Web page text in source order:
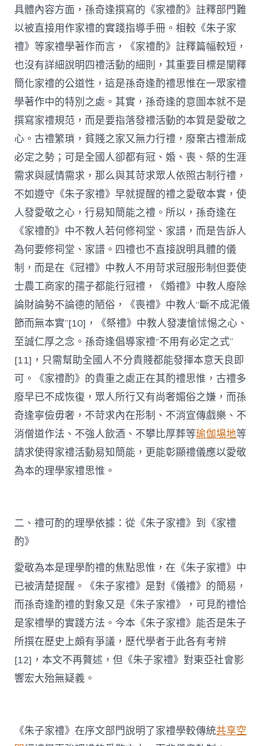
具體內容方面，孫奇逢撰寫的《家禮酌》註釋部門難
以被直接用作家禮的實踐指導手冊。相較《朱子家
禮》等家禮學著作而言，《家禮酌》註釋篇幅較短，
也沒有詳細說明四禮活動的細則，其重要目標是闡釋
簡化家禮的公道性，這是孫奇逢酌禮思惟在一眾家禮
學著作中的特別之處。其實，孫奇逢的意圖本就不是
撰寫家禮規范，而是要指落發禮活動的本質是愛敬之
心。古禮繁瑣，貧賤之家又無力行禮，廢棄古禮漸成
必定之勢；可是全國人卻都有冠、婚、喪、祭的生涯
需求與感情需求，那么與其苛求眾人依照古制行禮，
不如遵守《朱子家禮》早就提醒的禮之愛敬本實，使
人發愛敬之心，行易知簡能之禮。所以，孫奇逢在
《家禮酌》中不教人若何修祠堂、家譜，而是告訴人
為何要修祠堂、家譜。四禮也不直接說明具體的儀
制，而是在《冠禮》中教人不用苛求冠服形制但要使
士農工商家的孺子都能行冠禮，《婚禮》中教人廢除
論財論勢不論德的陋俗，《喪禮》中教人“斷不成泥儀
節而無本實”[10]，《祭禮》中教人發凄愴怵惕之心、
至誠仁厚之念。孫奇逢倡導家禮“不用有必定之式”
[11]，只需幫助全國人不分貴賤都能發揮本意天良即
可。《家禮酌》的貴重之處正在其酌禮思惟，古禮多
廢早已不成恢復，眾人所行又有尚奢媚俗之嫌，而孫
奇逢寧儉毋奢，不苛求內在形制、不消宣傳戲樂、不
消僧道作法、不強人飲酒、不攀比厚葬等瑜伽場地等
請求使得家禮活動易知簡能，更能彰顯禮儀應以愛敬
為本的理學家禮思惟。
二、禮可酌的理學依據：從《朱子家禮》到《家禮
酌》
愛敬為本是理學酌禮的焦點思惟，在《朱子家禮》中
已被清楚提醒。《朱子家禮》是對《儀禮》的簡易，
而孫奇逢酌禮的對象又是《朱子家禮》，可見酌禮恰
是家禮學的實踐方法。今本《朱子家禮》能否是朱子
所撰在歷史上頗有爭議，歷代學者于此各有考辨
[12]，本文不再贅述，但《朱子家禮》對東亞社會影
響宏大殆無疑義。
《朱子家禮》在序文部門說明了家禮學較傳統共享空